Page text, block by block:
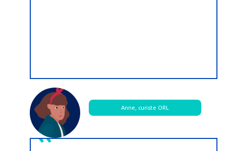
Anne, curiste ORL